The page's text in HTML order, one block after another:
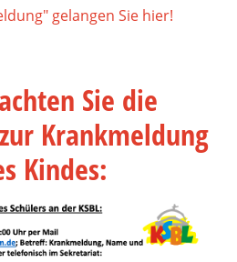
gelangen Sie hier!
Sie die
Krankmeldung
Kindes: